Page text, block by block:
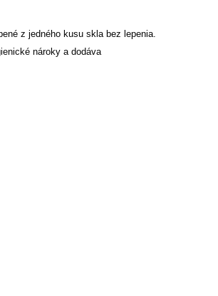
z jedného kusu skla bez lepenia.
nároky a dodáva